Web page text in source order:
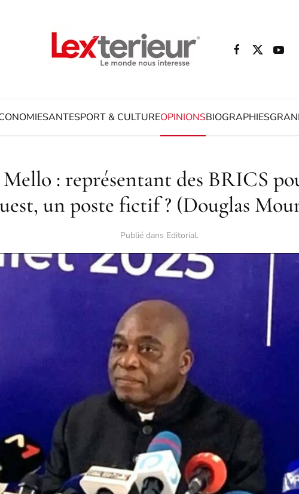
SANTESPORT & CULTUREOPINIONSBIOGRAPHIES
: représentant des BRICS
un poste fictif ? (Douglas
Publié dans Editorial.